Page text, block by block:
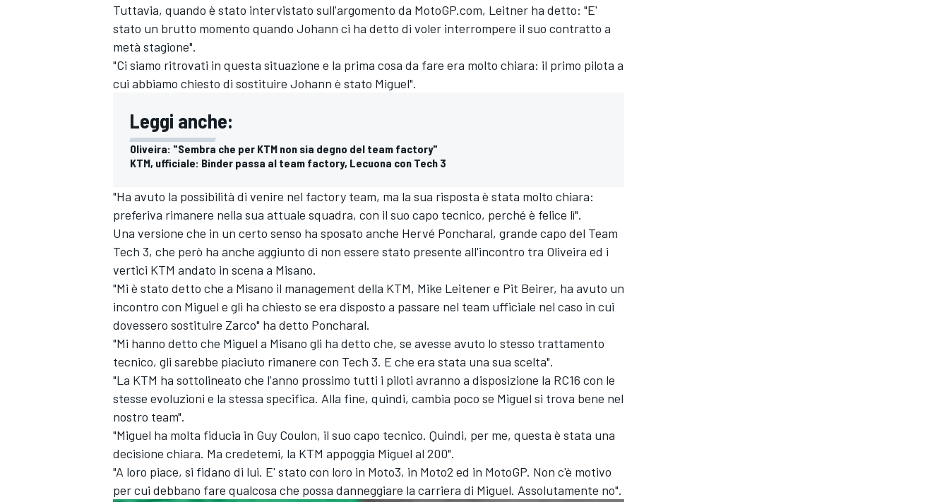
ENDURANCE/GT
Tuttavia, quando è stato intervistato sull'argomento da MotoGP.com, Leitner ha detto: "E'
stato un brutto momento quando Johann ci ha detto di voler interrompere il suo contratto a
metà stagione".
"Ci siamo ritrovati in questa situazione e la prima cosa da fare era molto chiara: il primo pilota a
cui abbiamo chiesto di sostituire Johann è stato Miguel".
Leggi anche:
Oliveira: "Sembra che per KTM non sia degno del team factory"
KTM, ufficiale: Binder passa al team factory, Lecuona con Tech 3
"Ha avuto la possibilità di venire nel factory team, ma la sua risposta è stata molto chiara:
preferiva rimanere nella sua attuale squadra, con il suo capo tecnico, perché è felice lì".
Una versione che in un certo senso ha sposato anche Hervé Poncharal, grande capo del Team
Tech 3, che però ha anche aggiunto di non essere stato presente all'incontro tra Oliveira ed i
vertici KTM andato in scena a Misano.
"Mi è stato detto che a Misano il management della KTM, Mike Leitener e Pit Beirer, ha avuto un
incontro con Miguel e gli ha chiesto se era disposto a passare nel team ufficiale nel caso in cui
dovessero sostituire Zarco" ha detto Poncharal.
"Mi hanno detto che Miguel a Misano gli ha detto che, se avesse avuto lo stesso trattamento
tecnico, gli sarebbe piaciuto rimanere con Tech 3. E che era stata una sua scelta".
"La KTM ha sottolineato che l'anno prossimo tutti i piloti avranno a disposizione la RC16 con le
stesse evoluzioni e la stessa specifica. Alla fine, quindi, cambia poco se Miguel si trova bene nel
nostro team".
"Miguel ha molta fiducia in Guy Coulon, il suo capo tecnico. Quindi, per me, questa è stata una
decisione chiara. Ma credetemi, la KTM appoggia Miguel al 200".
"A loro piace, si fidano di lui. E' stato con loro in Moto3, in Moto2 ed in MotoGP. Non c'è motivo
per cui debbano fare qualcosa che possa danneggiare la carriera di Miguel. Assolutamente no".